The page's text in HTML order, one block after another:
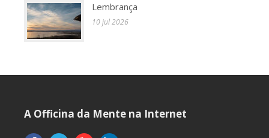
Lembrança
10 jul 2026
A Officina da Mente na Internet